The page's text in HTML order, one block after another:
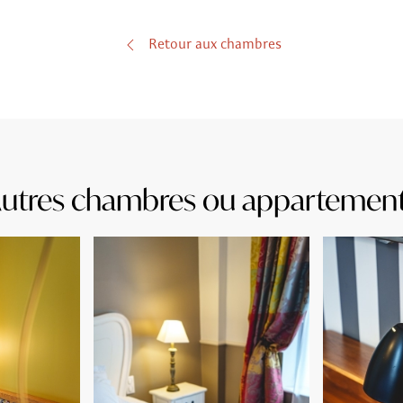
Retour aux chambres
chambres ou